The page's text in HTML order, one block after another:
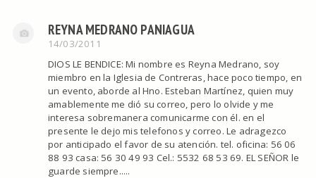
REYNA MEDRANO PANIAGUA
14/03/2011
DIOS LE BENDICE: Mi nombre es Reyna Medrano, soy
miembro en la Iglesia de Contreras, hace poco tiempo, en
un evento, aborde al Hno. Esteban Martínez, quien muy
amablemente me dió su correo, pero lo olvide y me
interesa sobremanera comunicarme con él. en el
presente le dejo mis telefonos y correo. Le adragezco
por anticipado el favor de su atención. tel. oficina: 56 06
88 93 casa: 56 30 49 93 Cel.: 5532 68 53 69. EL SEÑOR le
guarde siempre.....